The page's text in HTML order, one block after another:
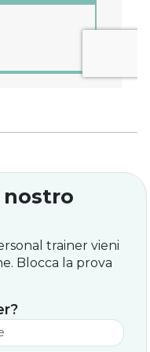
nostro
trainer vieni
Blocca la prova